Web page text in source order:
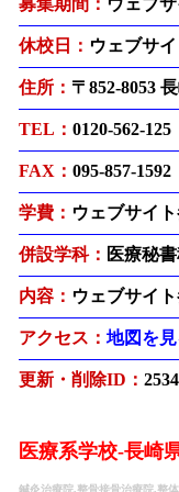
募集期間： ウェブ
休校日： ウェブサ
住所： 〒852-8053
TEL： 0120-562-125
FAX： 095-857-1592
学費： ウェブサイ
併設学科： 医療秘
内容： ウェブサイ
アクセス： 地図を見
更新・削除ID： 2534
医療系学校-長崎
鍼灸治療院,整骨接骨治療院,整